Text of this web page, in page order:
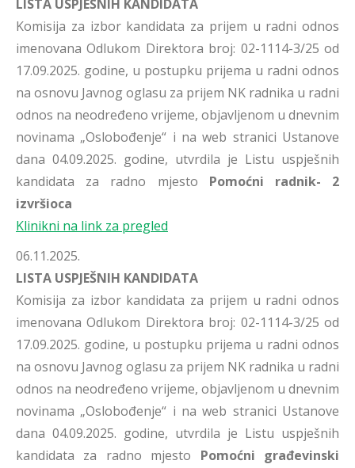
LISTA USPJEŠNIH KANDIDATA
Komisija za izbor kandidata za prijem u radni odnos
imenovana Odlukom Direktora broj: 02-1114-3/25 od
17.09.2025. godine, u postupku prijema u radni odnos
na osnovu Javnog oglasu za prijem NK radnika u radni
odnos na neodređeno vrijeme, objavljenom u dnevnim
novinama „Oslobođenje“ i na web stranici Ustanove
dana 04.09.2025. godine, utvrdila je Listu uspješnih
kandidata za radno mjesto Pomoćni radnik- 2
izvršioca
Klinikni na link za pregled
06.11.2025.
LISTA USPJEŠNIH KANDIDATA
Komisija za izbor kandidata za prijem u radni odnos
imenovana Odlukom Direktora broj: 02-1114-3/25 od
17.09.2025. godine, u postupku prijema u radni odnos
na osnovu Javnog oglasu za prijem NK radnika u radni
odnos na neodređeno vrijeme, objavljenom u dnevnim
novinama „Oslobođenje“ i na web stranici Ustanove
dana 04.09.2025. godine, utvrdila je Listu uspješnih
kandidata za radno mjesto Pomoćni građevinski